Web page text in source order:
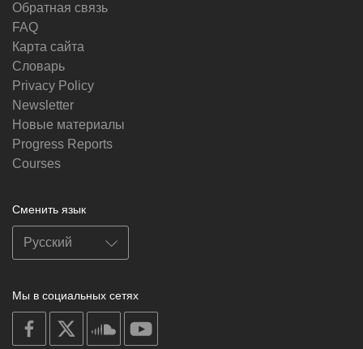
Обратная связь
FAQ
Карта сайта
Словарь
Privacy Policy
Newsletter
Новые материалы
Progress Reports
Courses
Сменить язык
Мы в социальных сетях
on
facebook
soundcloud